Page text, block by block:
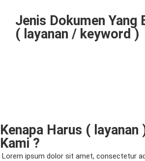
Jenis Dokumen Yang
( layanan / keyword )
Kenapa Harus ( layanan
Kami ?
Lorem ipsum dolor sit amet, consectetur